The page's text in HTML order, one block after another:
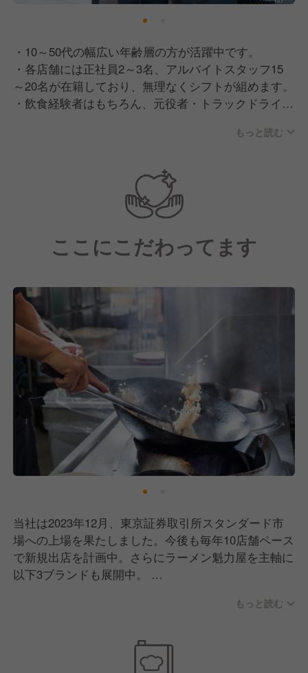
・10～50代の幅広い年齢層の方が活躍中です。
・各店舗には正社員2～3名、アルバイトスタッフ15
～20名が在籍しており、無理なくシフトが組めます。
・飲食経験者はもちろん、元役者・トラックドライバ
・20代店長、30代部長も多く活躍しています。もっと読む
ここにこだわってます
当社は2023年12月、東京証券取引所スタンダード市
場への上場を果たしました。今後も毎年10店舗ペース
で新規出店を計画中。さらにラーメン魁力屋を主軸に
以下3ブランドも展開中。
た。もちろん、魁力屋も例外ではありません。それで
も多くのお客さまが変わらず足を運んでくださったの
もっと読む